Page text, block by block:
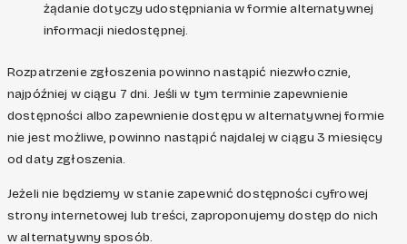
żądanie dotyczy udostępniania w formie alternatywnej
informacji niedostępnej.
Rozpatrzenie zgłoszenia powinno nastąpić niezwłocznie,
najpóźniej w ciągu 7 dni. Jeśli w tym terminie zapewnienie
dostępności albo zapewnienie dostępu w alternatywnej formie
nie jest możliwe, powinno nastąpić najdalej w ciągu 3 miesięcy
od daty zgłoszenia.
Jeżeli nie będziemy w stanie zapewnić dostępności cyfrowej
strony internetowej lub treści, zaproponujemy dostęp do nich
w alternatywny sposób.